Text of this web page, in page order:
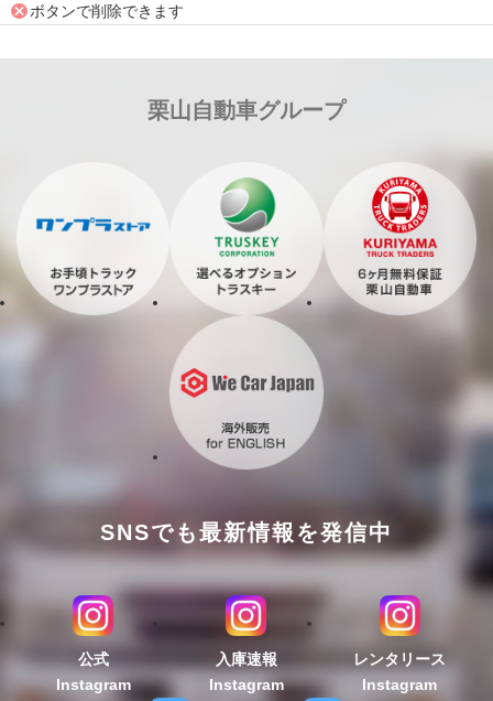
ボタンで削除できます
栗山自動車グループ
SNSでも最新情報を発信中
公式
Instagram
入庫速報
Instagram
レンタリース
Instagram